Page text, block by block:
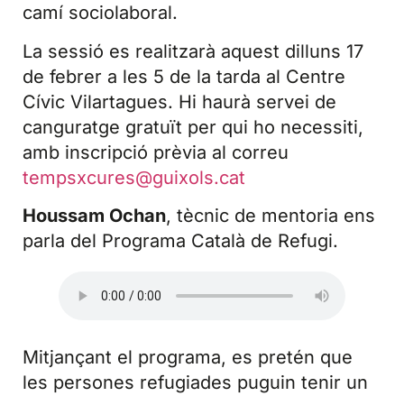
camí sociolaboral.
La sessió es realitzarà aquest dilluns 17
de febrer a les 5 de la tarda al Centre
Cívic Vilartagues. Hi haurà servei de
canguratge gratuït per qui ho necessiti,
amb inscripció prèvia al correu
tempsxcures@guixols.cat
Houssam Ochan, tècnic de mentoria ens
parla del Programa Català de Refugi.
Mitjançant el programa, es pretén que
les persones refugiades puguin tenir un